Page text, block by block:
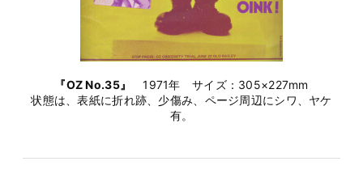
『OZ No.35』
1971年 サイズ：305×227mm
状態は、表紙に折れ跡、少傷み、ページ周辺にシワ、ヤケ
有。